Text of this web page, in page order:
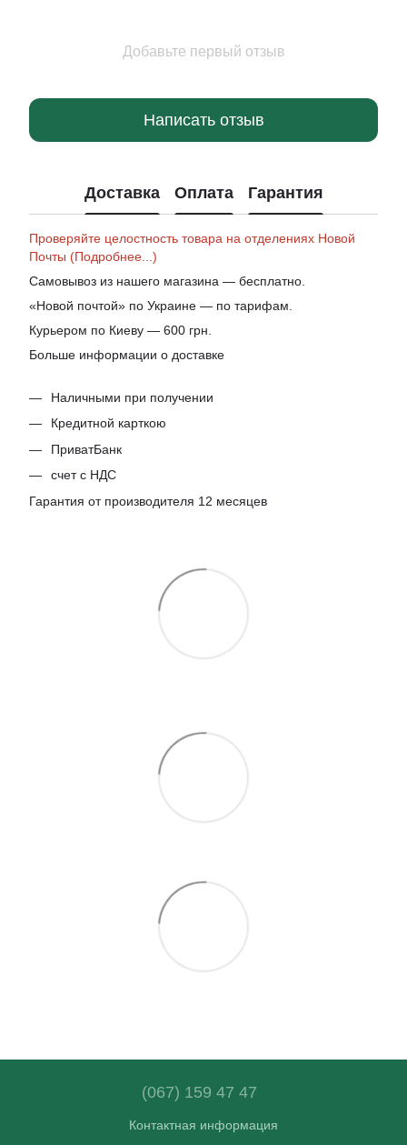
Добавьте первый отзыв
Написать отзыв
Доставка Оплата Гарантия
Проверяйте целостность товара на отделениях Новой
Почты (Подробнее...)
Самовывоз из нашего магазина — бесплатно.
«Новой почтой» по Украине — по тарифам.
Курьером по Киеву — 600 грн.
Больше информации о доставке
Наличными при получении
Кредитной карткою
ПриватБанк
счет с НДС
Гарантия от производителя 12 месяцев
(067) 159 47 47
Контактная информация